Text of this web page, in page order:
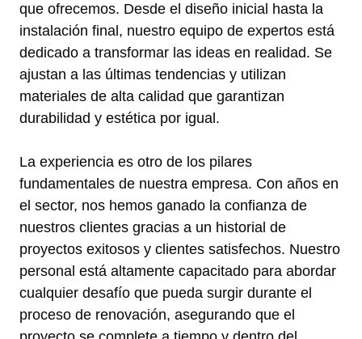
que ofrecemos. Desde el diseño inicial hasta la
instalación final, nuestro equipo de expertos está
dedicado a transformar las ideas en realidad. Se
ajustan a las últimas tendencias y utilizan
materiales de alta calidad que garantizan
durabilidad y estética por igual.
La experiencia es otro de los pilares
fundamentales de nuestra empresa. Con años en
el sector, nos hemos ganado la confianza de
nuestros clientes gracias a un historial de
proyectos exitosos y clientes satisfechos. Nuestro
personal está altamente capacitado para abordar
cualquier desafío que pueda surgir durante el
proceso de renovación, asegurando que el